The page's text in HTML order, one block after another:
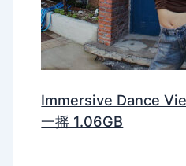
Immersive Dance
一摇 1.06GB